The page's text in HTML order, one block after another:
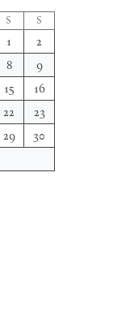
S S
1
2
8
9
15
16
22
23
29
30